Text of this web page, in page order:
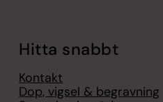
Hitta snabbt
Kontakt
Dop, vigsel & begravning